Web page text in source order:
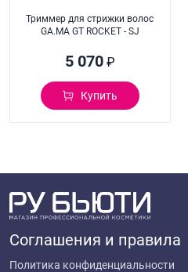
Триммер для стрижки волос
GA.MA GT ROCKET - SJ
5 070₽
Купить
Соглашения и правила
Политика конфиденциальности